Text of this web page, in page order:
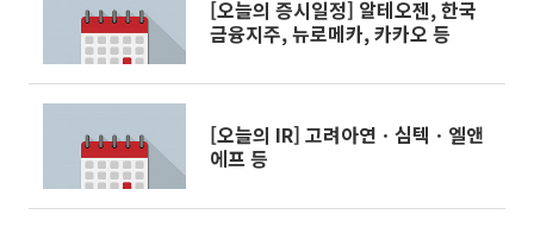
[오늘의 증시일정] 알테오젠, 한국
금융지주, 뉴로메카, 카카오 등
[오늘의 IR] 고려아연ㆍ심텍ㆍ엘앤
에프 등